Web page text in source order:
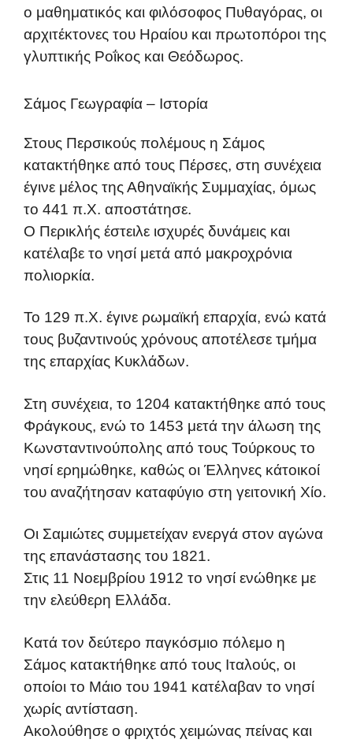
ο μαθηματικός και φιλόσοφος Πυθαγόρας, οι
αρχιτέκτονες του Ηραίου και πρωτοπόροι της
γλυπτικής Ροΐκος και Θεόδωρος.
Σάμος Γεωγραφία – Ιστορία
Στους Περσικούς πολέμους η Σάμος
κατακτήθηκε από τους Πέρσες, στη συνέχεια
έγινε μέλος της Αθηναϊκής Συμμαχίας, όμως
το 441 π.Χ. αποστάτησε.
Ο Περικλής έστειλε ισχυρές δυνάμεις και
κατέλαβε το νησί μετά από μακροχρόνια
πολιορκία.
Το 129 π.Χ. έγινε ρωμαϊκή επαρχία, ενώ κατά
τους βυζαντινούς χρόνους αποτέλεσε τμήμα
της επαρχίας Κυκλάδων.
Στη συνέχεια, το 1204 κατακτήθηκε από τους
Φράγκους, ενώ το 1453 μετά την άλωση της
Κωνσταντινούπολης από τους Τούρκους το
νησί ερημώθηκε, καθώς οι Έλληνες κάτοικοί
του αναζήτησαν καταφύγιο στη γειτονική Χίο.
Οι Σαμιώτες συμμετείχαν ενεργά στον αγώνα
της επανάστασης του 1821.
Στις 11 Νοεμβρίου 1912 το νησί ενώθηκε με
την ελεύθερη Ελλάδα.
Κατά τον δεύτερο παγκόσμιο πόλεμο η
Σάμος κατακτήθηκε από τους Ιταλούς, οι
οποίοι το Μάιο του 1941 κατέλαβαν το νησί
χωρίς αντίσταση.
Ακολούθησε ο φριχτός χειμώνας πείνας και